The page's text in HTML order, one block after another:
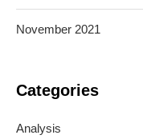
November 2021
Categories
Analysis